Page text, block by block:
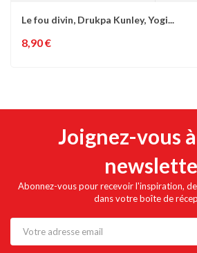
Le fou divin, Drukpa Kunley, Yogi...
8,90 €
Joignez-vous
Abonnez-vous pour recevoir l'inspiration,
dans votre boîte de